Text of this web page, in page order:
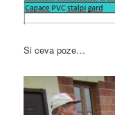
Si ceva poze…